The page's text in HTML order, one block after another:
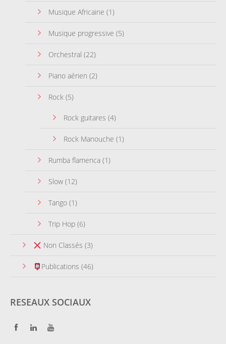
Musique Africaine (1)
Musique progressive (5)
Orchestral (22)
Piano aérien (2)
Rock (5)
Rock guitares (4)
Rock Manouche (1)
Rumba flamenca (1)
Slow (12)
Tango (1)
Trip Hop (6)
Non Classés (3)
Publications (46)
RESEAUX SOCIAUX